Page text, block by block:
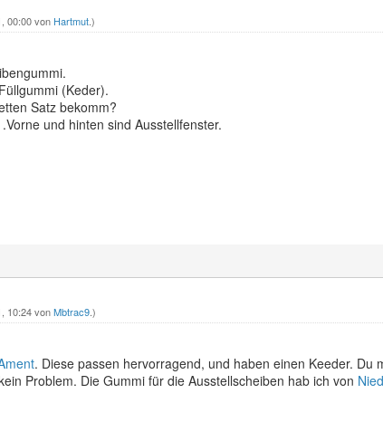
00:00 von Hartmut.)
(Keder).
Satz bekomm?
und hinten sind Ausstellfenster.
10:24 vonMbtrac9.)
. Diese passen hervorragend, und haben einen Keeder. Du
Problem. Die Gummi für die Ausstellscheiben hab ich von